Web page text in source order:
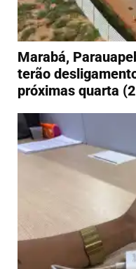
Marabá,
terão
próximas quarta